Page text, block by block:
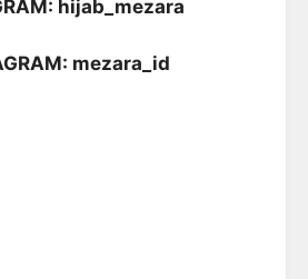
hijab_mezara
mezara_id